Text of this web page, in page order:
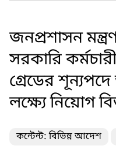
জনপ্রশাসন
সরকারি
গ্রেডের
লক্ষ্যে নিয়োগ
কন্টেন্ট: বিভিন্ন আদেশ